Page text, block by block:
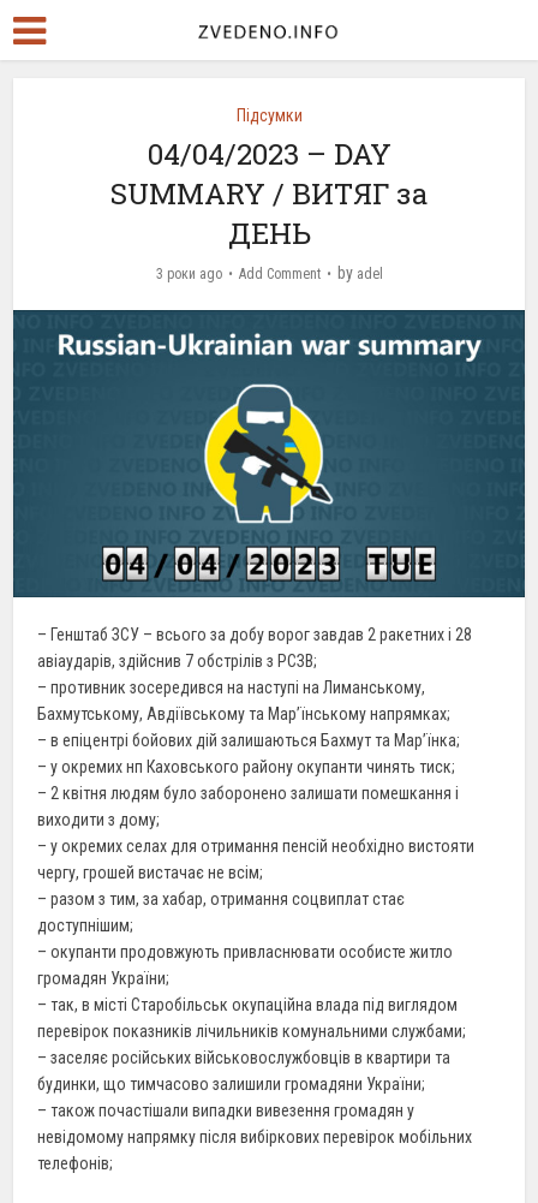
Підсумки
04/04/2023 – DAY
SUMMARY / ВИТЯГ за
ДЕНЬ
3 роки ago Add Comment by adel
– Генштаб ЗСУ – всього за добу ворог завдав 2 ракетних і 28
авіаударів, здійснив 7 обстрілів з РСЗВ;
– противник зосередився на наступі на Лиманському,
Бахмутському, Авдіївському та Мар’їнському напрямках;
– в епіцентрі бойових дій залишаються Бахмут та Мар’їнка;
– у окремих нп Каховського району окупанти чинять тиск;
– 2 квітня людям було заборонено залишати помешкання і
виходити з дому;
– у окремих селах для отримання пенсій необхідно вистояти
чергу, грошей вистачає не всім;
– разом з тим, за хабар, отримання соцвиплат стає
доступнішим;
– окупанти продовжують привласнювати особисте житло
громадян України;
– так, в місті Старобільськ окупаційна влада під виглядом
перевірок показників лічильників комунальними службами;
– заселяє російських військовослужбовців в квартири та
будинки, що тимчасово залишили громадяни України;
– також почастішали випадки вивезення громадян у
невідомому напрямку після вибіркових перевірок мобільних
телефонів;